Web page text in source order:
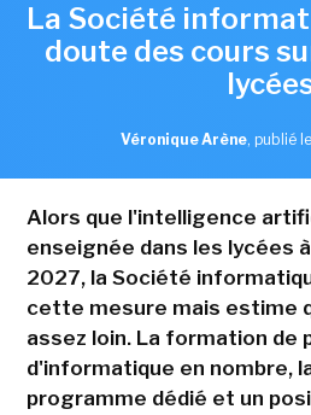
La Société
doute des cours
Véronique Arène, publié
Alors que l'intelligence
enseignée dans les lycées
2027, la Société
cette mesure mais estime
assez loin. La formation de
d'informatique en nombre,
programme dédié et un